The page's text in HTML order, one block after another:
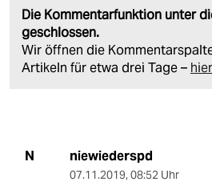
Die Kommentarfunktion unter
geschlossen.
Wir öffnen die
Artikeln für etwa drei Tage –
N niewiederspd
07.11.2019, 08:52 Uhr